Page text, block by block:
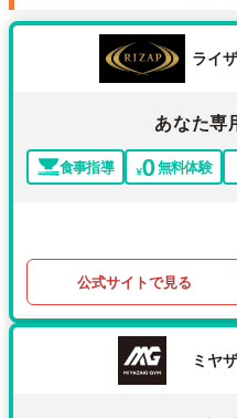
ライ
あなた専
食事指導 無料体験
公式サイトで見る
ミヤ